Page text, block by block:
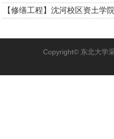
Copyright© 东北大学